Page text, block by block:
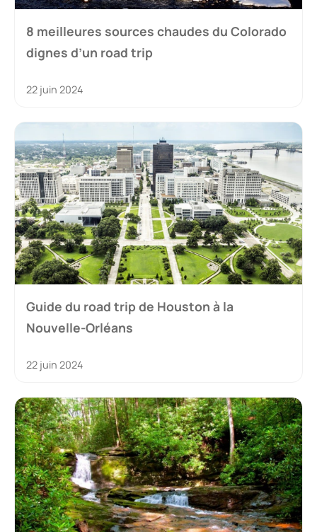
8 meilleures sources chaudes du Colorado
dignes d’un road trip
22 juin 2024
Guide du road trip de Houston à la
Nouvelle-Orléans
22 juin 2024